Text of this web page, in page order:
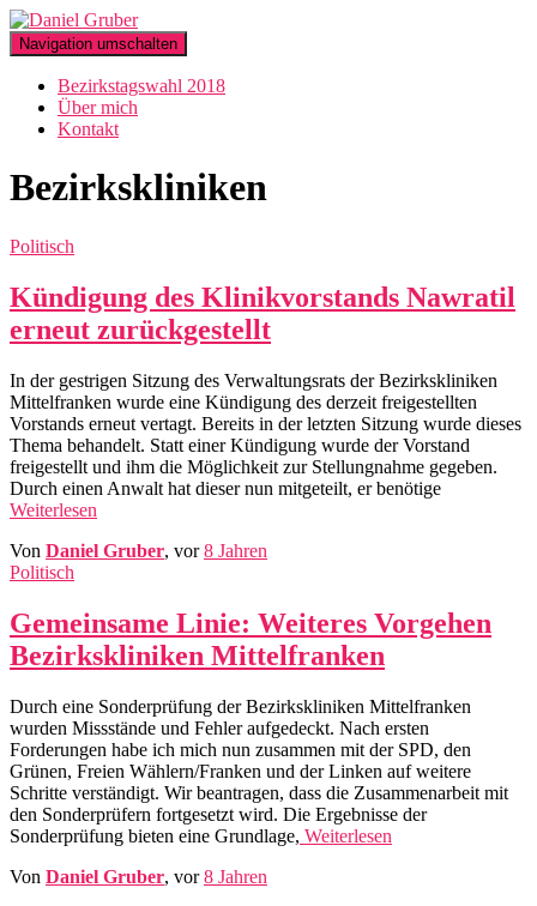
Navigation umschalten
Bezirkstagswahl 2018
Über mich
Kontakt
Bezirkskliniken
Politisch
Kündigung des Klinikvorstands Nawratil
erneut zurückgestellt
In der gestrigen Sitzung des Verwaltungsrats der Bezirkskliniken
Mittelfranken wurde eine Kündigung des derzeit freigestellten
Vorstands erneut vertagt. Bereits in der letzten Sitzung wurde dieses
Thema behandelt. Statt einer Kündigung wurde der Vorstand
freigestellt und ihm die Möglichkeit zur Stellungnahme gegeben.
Durch einen Anwalt hat dieser nun mitgeteilt, er benötige
Weiterlesen
Von Daniel Gruber, vor8 Jahren
Politisch
Gemeinsame Linie: Weiteres Vorgehen
Bezirkskliniken Mittelfranken
Durch eine Sonderprüfung der Bezirkskliniken Mittelfranken
wurden Missstände und Fehler aufgedeckt. Nach ersten
Forderungen habe ich mich nun zusammen mit der SPD, den
Grünen, Freien Wählern/Franken und der Linken auf weitere
Schritte verständigt. Wir beantragen, dass die Zusammenarbeit mit
den Sonderprüfern fortgesetzt wird. Die Ergebnisse der
Sonderprüfung bieten eine Grundlage, Weiterlesen
Von Daniel Gruber, vor8 Jahren